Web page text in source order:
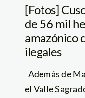
[Fotos]
de 56 mil
amazónico
ilegales
Además de
el Valle